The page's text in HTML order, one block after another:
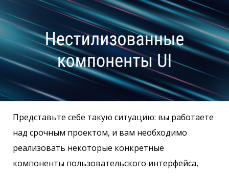
Представьте себе такую ​​ситуацию: вы работаете
над срочным проектом, и вам необходимо
реализовать некоторые конкретные
компоненты пользовательского интерфейса,